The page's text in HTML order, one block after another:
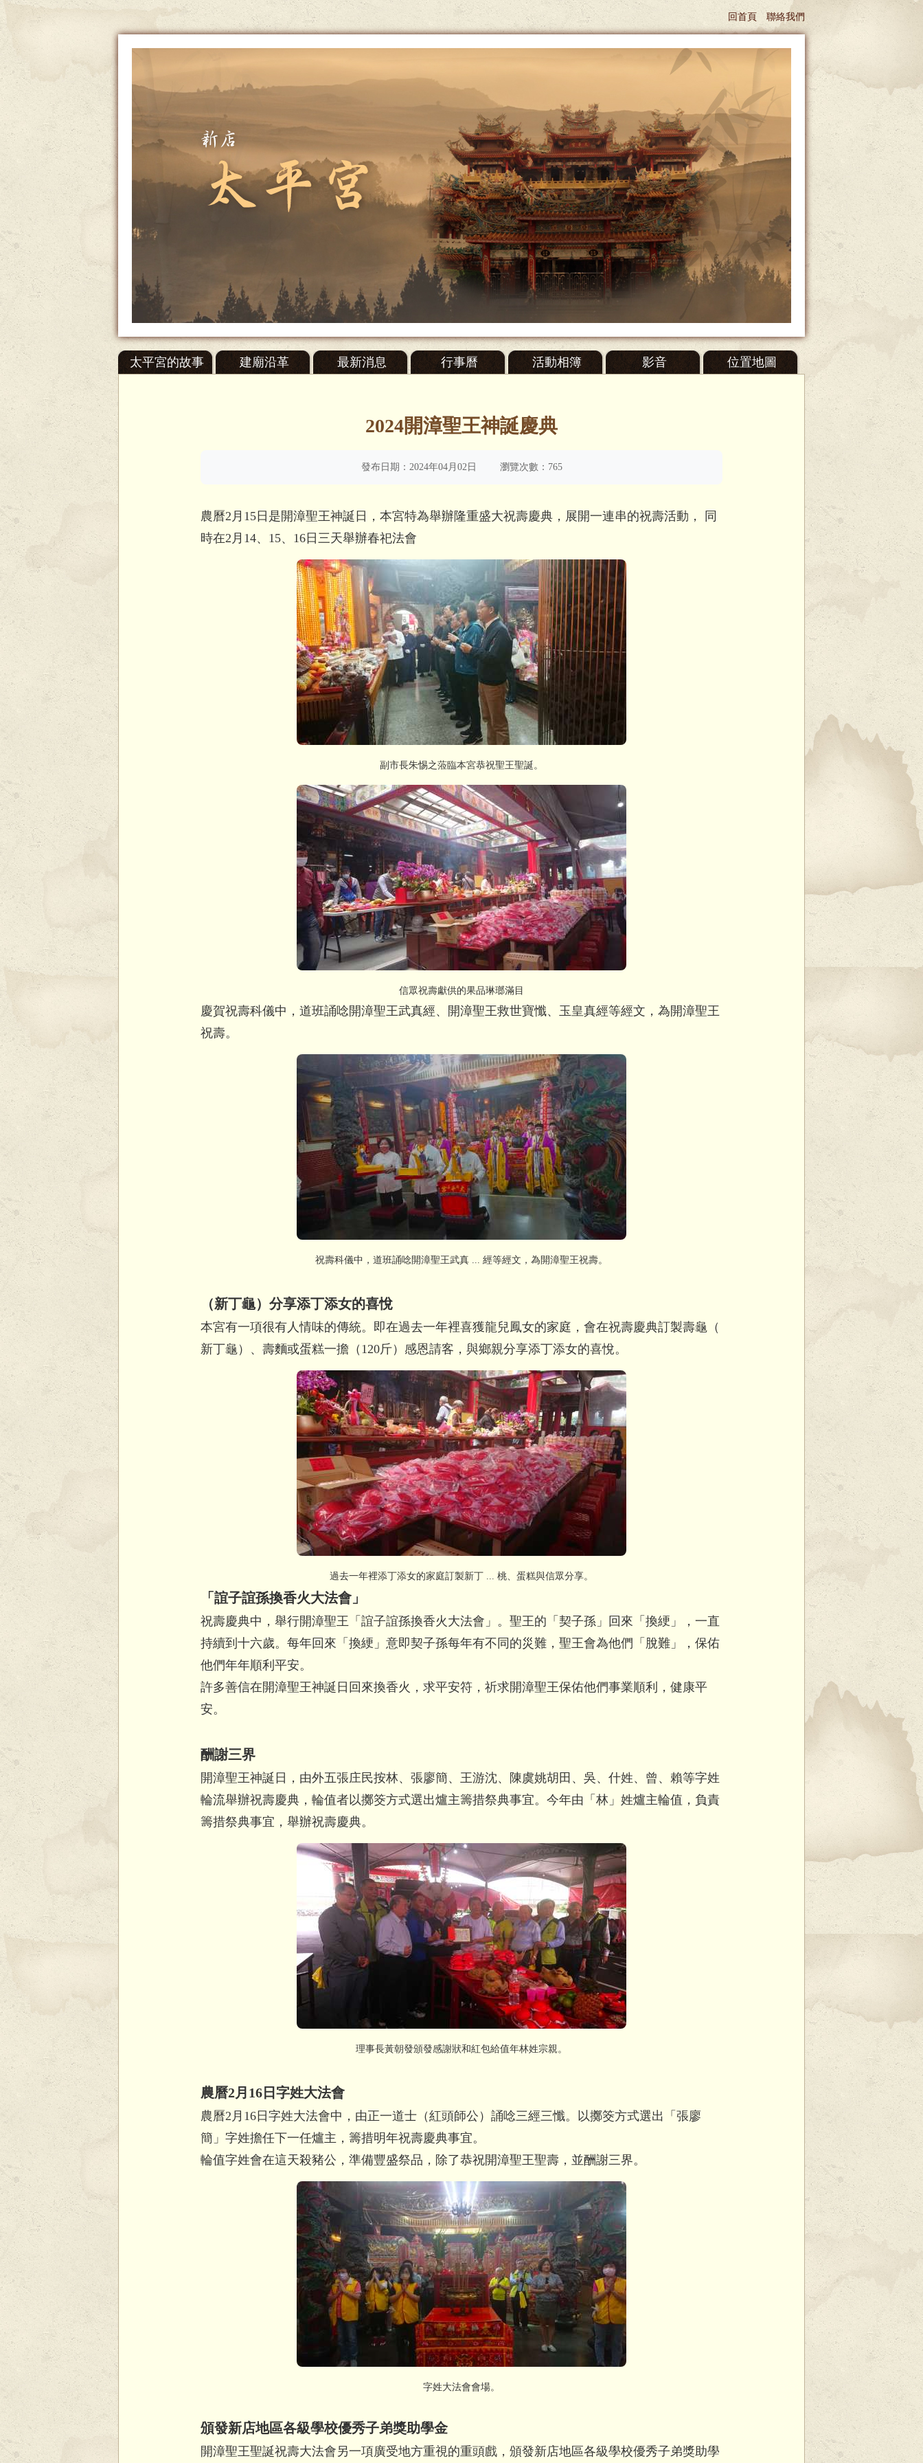
回首頁 聯絡我們
太平宮的故事 建廟沿革 最新消息 行事曆 活動相簿 影音 位置地圖
2024開漳聖王神誕慶典
發布日期：2024年04月02日 瀏覽次數：765
農曆2月15日是開漳聖王神誕日， 本宮特為舉辦隆重盛大祝壽慶典，展開一連串的祝壽活動， 同
時在2月14、15、16日三天舉辦春祀法會
副市長朱惕之蒞臨本宮恭祝聖王聖誕。
信眾祝壽獻供的果品琳瑯滿目
慶賀祝壽科儀中，道班誦唸開漳聖王武真經、開漳聖王救世寶懺、 玉皇真經等經文，為開漳聖王
祝壽。
祝壽科儀中，道班誦唸開漳聖王武真 ... 經等經文，為開漳聖王祝壽。
（新丁龜）分享添丁添女的喜悅
本宮有一項很有人情味的傳統。 即在過去一年裡喜獲龍兒鳳女的家庭，會在祝壽慶典訂製壽龜（
新丁龜）、壽麵或蛋糕一擔（120斤）感恩請客， 與鄉親分享添丁添女的喜悅。
過去一年裡添丁添女的家庭訂製新丁 ... 桃、蛋糕與信眾分享。
「誼子誼孫換香火大法會」
祝壽慶典中，舉行開漳聖王「誼子誼孫換香火大法會」。聖王的「 契子孫」回來「換綆」，一直
持續到十六歲。每年回來「換綆」 意即契子孫每年有不同的災難，聖王會為他們「脫難」， 保佑
他們年年順利平安。
許多善信在開漳聖王神誕日回來換香火，求平安符， 祈求開漳聖王保佑他們事業順利，健康平
安。
酬謝三界
開漳聖王神誕日，由外五張庄民按林、張廖簡、王游沈、
陳虞姚胡田、吳、什姓、曾、賴等字姓
輪流舉辦祝壽慶典， 輪值者以擲筊方式選出爐主籌措祭典事宜。今年由「林」姓爐主輪值 ，負責
籌措祭典事宜，舉辦祝壽慶典。
理事長黃朝發頒發感謝狀和紅包給值年林姓宗親。
農曆2月16日字姓大法會
農曆2月16日字姓大法會中，由正一道士（紅頭師公） 誦唸三經三懺。以擲筊方式選出「張廖
簡」字姓擔任下一任爐主，籌措明年祝壽慶典事宜。
輪值字姓會在這天殺豬公，準備豐盛祭品，除了恭祝開漳聖王聖壽， 並酬謝三界。
字姓大法會會場。
頒發新店地區各級學校優秀子弟獎助學金
開漳聖王聖誕祝壽大法會另一項廣受地方重視的重頭戲， 頒發新店地區各級學校優秀子弟獎助學